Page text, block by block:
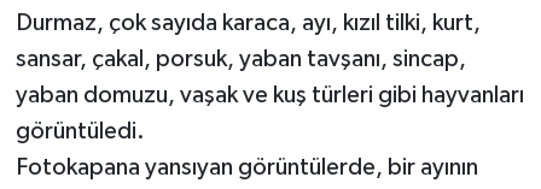
Durmaz, çok sayıda karaca, ayı, kızıl tilki, kurt,
sansar, çakal, porsuk, yaban tavşanı, sincap,
yaban domuzu, vaşak ve kuş türleri gibi hayvanları
görüntüledi.
Fotokapana yansıyan görüntülerde, bir ayının